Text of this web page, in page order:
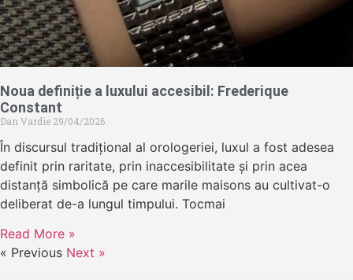
Noua definiție a luxului accesibil: Frederique
Constant
Dan Vardie 29/04/2026
În discursul tradițional al orologeriei, luxul a fost adesea
definit prin raritate, prin inaccesibilitate și prin acea
distanță simbolică pe care marile maisons au cultivat-o
deliberat de-a lungul timpului. Tocmai
Read More »
« Previous Next »